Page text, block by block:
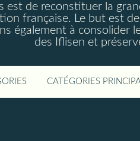
est de reconstituer la
française. Le but est
également à consolider
des Iflisen et
CATÉGORIES